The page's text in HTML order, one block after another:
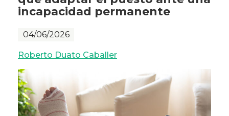
incapacidad permanente
04/06/2026
Roberto Duato Caballer